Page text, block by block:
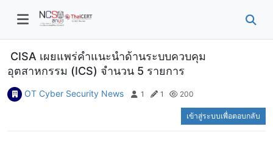
CISA เผยแพร่คำแนะนำด้านระบบควบคุม
อุตสาหกรรม (ICS) จำนวน 5 รายการ
OT Cyber Security News 1 1 200
เข้าสู่ระบบเพื่อตอบกลับ